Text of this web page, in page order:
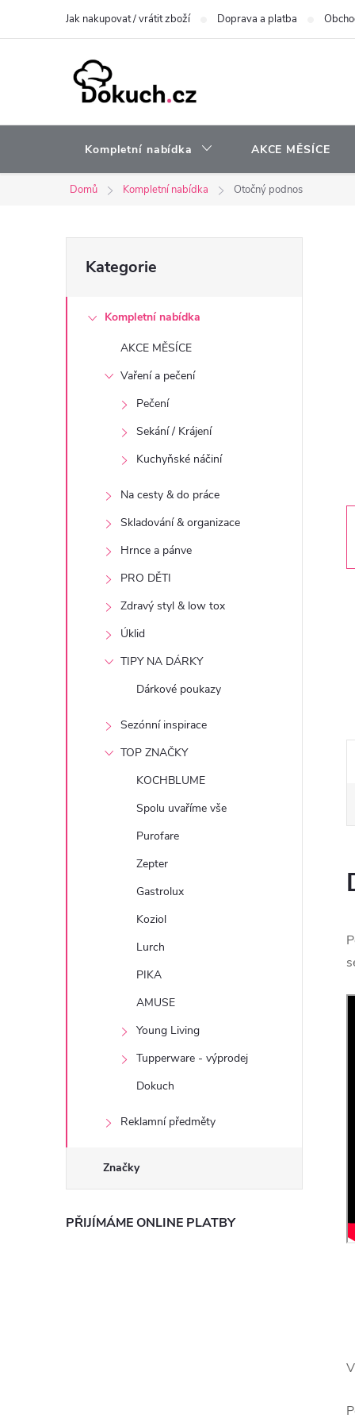
Jak nakupovat / vrátit zboží Doprava a platba
Kompletní nabídka AKCE MĚSÍCE
Domů Kompletní nabídka Otočný podnos
o
kategorie
Kategorie
Kompletní nabídka
AKCE MĚSÍCE
Vaření a pečení
Pečení
Sekání / Krájení
Kuchyňské náčiní
Na cesty & do práce
Skladování & organizace
Hrnce a pánve
PRO DĚTI
Zdravý styl & low tox
Úklid
TIPY NA DÁRKY
Dárkové poukazy
Sezónní inspirace
TOP ZNAČKY
KOCHBLUME
Spolu uvaříme vše
Purofare
Zepter
Gastrolux
Koziol
Lurch
PIKA
AMUSE
Young Living
Tupperware - výprodej
Dokuch
Reklamní předměty
Značky
PŘIJÍMÁME ONLINE PLATBY